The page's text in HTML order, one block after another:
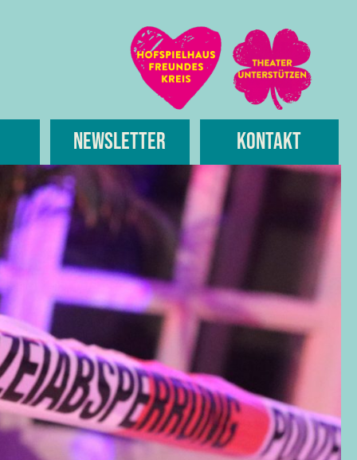
Newsletter Kontakt